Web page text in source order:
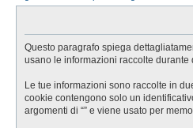
Questo paragrafo spiega
usano le informazioni raccolte durante
Le tue informazioni sono raccolte in
cookie contengono solo un
argomenti di “” e viene usato per